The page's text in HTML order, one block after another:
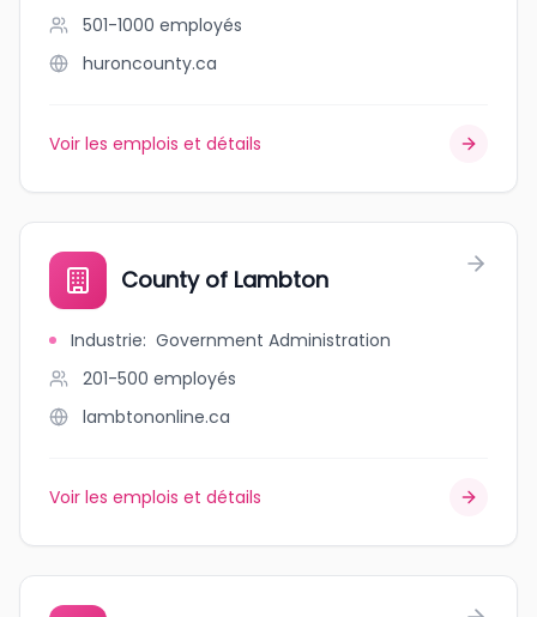
501-1000 employés
huroncounty.ca
Voir les emplois et détails
County of Lambton
Industrie: Government Administration
201-500 employés
lambtononline.ca
Voir les emplois et détails